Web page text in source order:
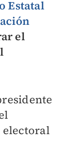
Estatal
el
electoral